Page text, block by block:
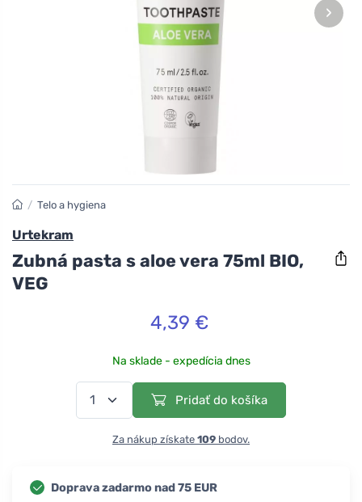
›
/ Telo a hygiena
Urtekram
Zubná pasta s aloe vera 75ml BIO,
VEG
4,39 €
Na sklade - expedícia dnes
Pridať do košíka
Za nákup získate 109 bodov.
Doprava zadarmo nad 75 EUR